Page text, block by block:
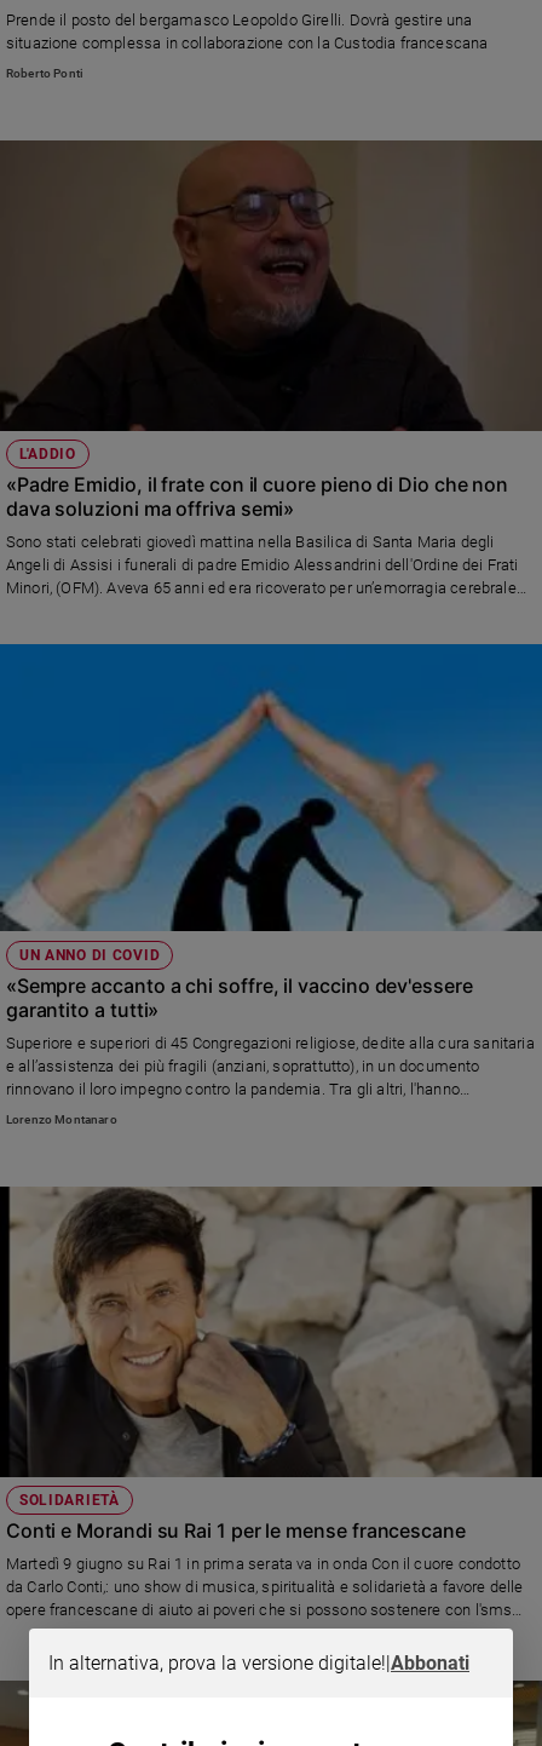
Prende il posto del bergamasco Leopoldo Girelli. Dovrà gestire una
situazione complessa in collaborazione con la Custodia francescana
Roberto Ponti
L'ADDIO
«Padre Emidio, il frate con il cuore pieno di Dio che non
dava soluzioni ma offriva semi»
Sono stati celebrati giovedì mattina nella Basilica di Santa Maria degli
Angeli di Assisi i funerali di padre Emidio Alessandrini dell'Ordine dei Frati
Minori, (OFM). Aveva 65 anni ed era ricoverato per un’emorragia cerebrale
UN ANNO DI COVID
«Sempre accanto a chi soffre, il vaccino dev'essere
garantito a tutti»
Superiore e superiori di 45 Congregazioni religiose, dedite alla cura sanitaria
e all’assistenza dei più fragili (anziani, soprattutto), in un documento
rinnovano il loro impegno contro la pandemia. Tra gli altri, l'hanno
sottoscritto Camilliane e CamillianI, i Fatebenefratelli, i religiosi dell'Opera
Lorenzo Montanaro
SOLIDARIETÀ
Conti e Morandi su Rai 1 per le mense francescane
Martedì 9 giugno su Rai 1 in prima serata va in onda Con il cuore condotto
da Carlo Conti,: uno show di musica, spiritualità e solidarietà a favore delle
opere francescane di aiuto ai poveri che si possono sostenere con l'sms
solidale 45515
In alternativa, prova la versione digitale!|Abbonati